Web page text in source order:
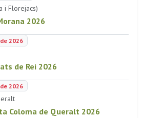
i Florejacs)
2026
2026
de Rei 2026
2026
Coloma de Queralt 2026